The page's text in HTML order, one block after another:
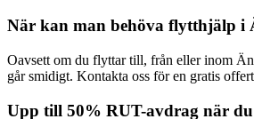
När kan man behöva flytthjälp i
Oavsett om du flyttar till, från eller inom
går smidigt. Kontakta oss för en gratis
Upp till 50% RUT-avdrag när